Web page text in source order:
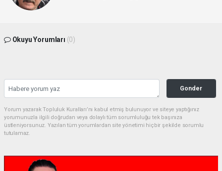
Okuyu Yorumları (0)
Gonder
Yorum yazarak Topluluk Kuralları’nı kabul etmiş bulunuyor ve siteye yaptığınız
yorumunuzla ilgili doğrudan veya dolaylı tüm sorumluluğu tek başınıza
üstleniyorsunuz. Yazılan tüm yorumlardan site yönetimi hiçbir şekilde sorumlu
tutulamaz.